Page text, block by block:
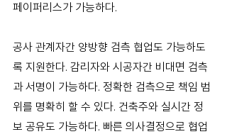
페이퍼리스가 가능하다.
공사 관계자간 양방향 검측 협업도 가능하도
록 지원한다. 감리자와 시공자간 비대면 검측
과 서명이 가능하다. 정확한 검측으로 책임 범
위를 명확히 할 수 있다. 건축주와 실시간 정
보 공유도 가능하다. 빠른 의사결정으로 협업